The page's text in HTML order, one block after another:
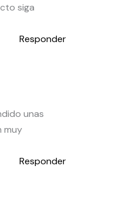
siga
Responder
unas
muy
Responder